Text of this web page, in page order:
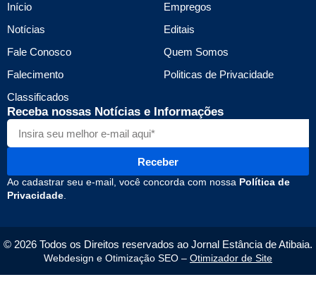
Início
Notícias
Fale Conosco
Falecimento
Classificados
Empregos
Editais
Quem Somos
Politicas de Privacidade
Receba nossas Notícias e Informações
Receber
Ao cadastrar seu e-mail, você concorda com nossa Política de
Privacidade.
© 2026 Todos os Direitos reservados ao Jornal Estância de Atibaia.
Webdesign e Otimização SEO – Otimizador de Site